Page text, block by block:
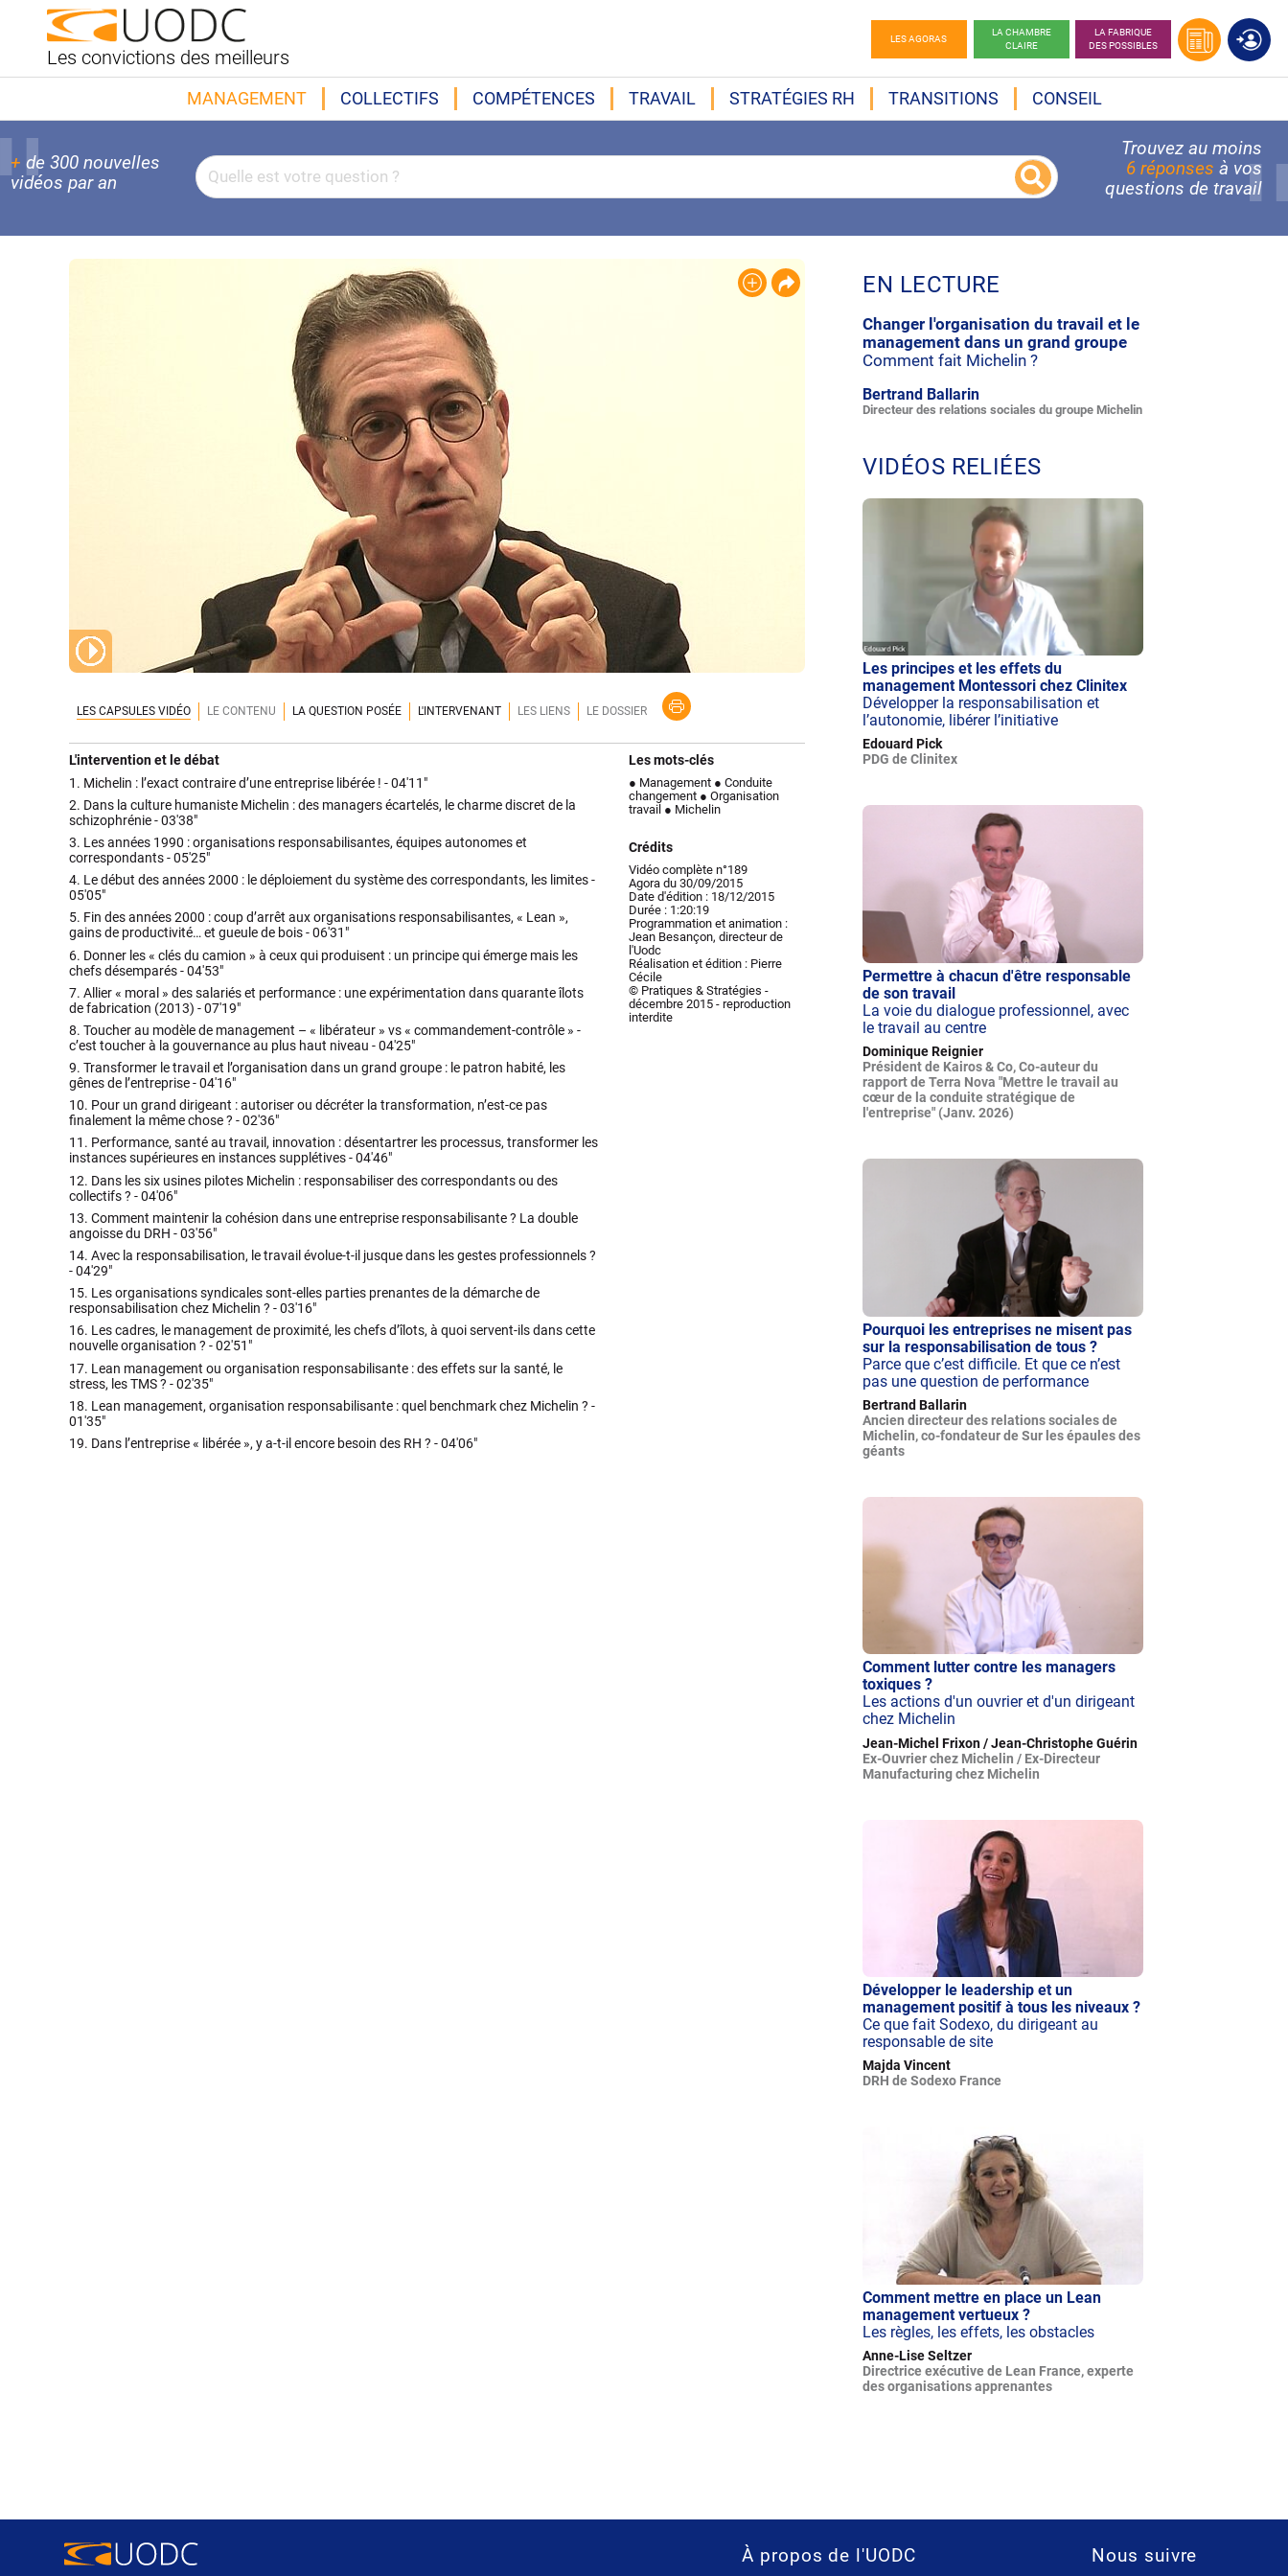
Les convictions des meilleurs
LES AGORAS
LA CHAMBRE
CLAIRE
LA FABRIQUE
DES POSSIBLES
MANAGEMENT COLLECTIFS COMPÉTENCES TRAVAIL STRATÉGIES RH TRANSITIONS CONSEIL
+ de 300 nouvelles
vidéos par an
Trouvez au moins
6 réponses à vos
questions de travail
LES CAPSULES VIDÉO LE CONTENU LA QUESTION POSÉE L'INTERVENANT LES LIENS LE DOSSIER
L'intervention et le débat
1. Michelin : l’exact contraire d’une entreprise libérée ! -04'11"
2. Dans la culture humaniste Michelin : des managers écartelés, le charme discret de la
schizophrénie -03'38"
3. Les années 1990 : organisations responsabilisantes, équipes autonomes et
correspondants -05'25"
4. Le début des années 2000 : le déploiement du système des correspondants, les limites -
05'05"
5. Fin des années 2000 : coup d’arrêt aux organisations responsabilisantes, « Lean »,
gains de productivité… et gueule de bois -06'31"
6. Donner les « clés du camion » à ceux qui produisent : un principe qui émerge mais les
chefs désemparés -04'53"
7. Allier « moral » des salariés et performance : une expérimentation dans quarante îlots
de fabrication (2013) -07'19"
8. Toucher au modèle de management – « libérateur » vs « commandement-contrôle » -
c’est toucher à la gouvernance au plus haut niveau -04'25"
9. Transformer le travail et l’organisation dans un grand groupe : le patron habité, les
gênes de l’entreprise -04'16"
10. Pour un grand dirigeant : autoriser ou décréter la transformation, n’est-ce pas
finalement la même chose ? -02'36"
11. Performance, santé au travail, innovation : désentartrer les processus, transformer les
instances supérieures en instances supplétives -04'46"
12. Dans les six usines pilotes Michelin : responsabiliser des correspondants ou des
collectifs ? -04'06"
13. Comment maintenir la cohésion dans une entreprise responsabilisante ? La double
angoisse du DRH -03'56"
14. Avec la responsabilisation, le travail évolue-t-il jusque dans les gestes professionnels ?
-04'29"
15. Les organisations syndicales sont-elles parties prenantes de la démarche de
responsabilisation chez Michelin ? -03'16"
16. Les cadres, le management de proximité, les chefs d’îlots, à quoi servent-ils dans cette
nouvelle organisation ? -02'51"
17. Lean management ou organisation responsabilisante : des effets sur la santé, le
stress, les TMS ? -02'35"
18. Lean management, organisation responsabilisante : quel benchmark chez Michelin ? -
01'35"
19. Dans l’entreprise « libérée », y a-t-il encore besoin des RH ? -04'06"
Les mots-clés
● Management ● Conduite
changement ● Organisation
travail ● Michelin
Crédits
Vidéo complète n°189
Agora du 30/09/2015
Date d'édition : 18/12/2015
Durée : 1:20:19
Programmation et animation :
Jean Besançon, directeur de
l'Uodc
Réalisation et édition : Pierre
Cécile
© Pratiques & Stratégies -
décembre 2015 - reproduction
interdite
EN LECTURE
Changer l'organisation du travail et le
management dans un grand groupe
Comment fait Michelin ?
Bertrand Ballarin
Directeur des relations sociales du groupe Michelin
VIDÉOS RELIÉES
Les principes et les effets du
management Montessori chez Clinitex
Développer la responsabilisation et
l’autonomie, libérer l’initiative
Edouard Pick
PDG de Clinitex
Permettre à chacun d'être responsable
de son travail
La voie du dialogue professionnel, avec
le travail au centre
Dominique Reignier
Président de Kairos & Co, Co-auteur du
rapport de Terra Nova "Mettre le travail au
cœur de la conduite stratégique de
l'entreprise" (Janv. 2026)
Pourquoi les entreprises ne misent pas
sur la responsabilisation de tous ?
Parce que c’est difficile. Et que ce n’est
pas une question de performance
Bertrand Ballarin
Ancien directeur des relations sociales de
Michelin, co-fondateur de Sur les épaules des
géants
Comment lutter contre les managers
toxiques ?
Les actions d'un ouvrier et d'un dirigeant
chez Michelin
Jean-Michel Frixon / Jean-Christophe Guérin
Ex-Ouvrier chez Michelin / Ex-Directeur
Manufacturing chez Michelin
Développer le leadership et un
management positif à tous les niveaux ?
Ce que fait Sodexo, du dirigeant au
responsable de site
Majda Vincent
DRH de Sodexo France
Comment mettre en place un Lean
management vertueux ?
Les règles, les effets, les obstacles
Anne-Lise Seltzer
Directrice exécutive de Lean France, experte
des organisations apprenantes
À propos de l'UODC Nous suivre